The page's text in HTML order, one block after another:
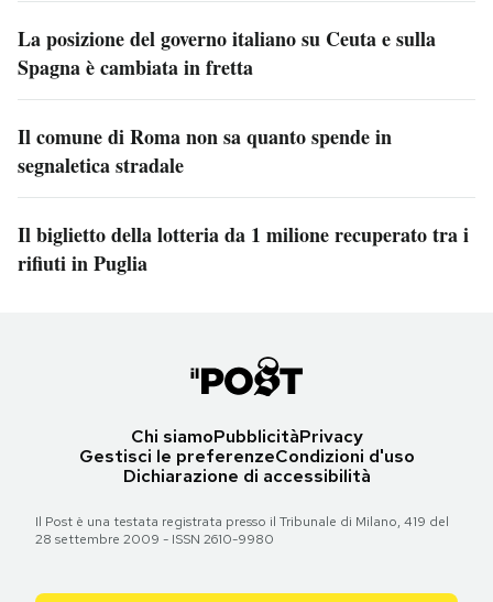
La posizione del governo italiano su Ceuta e sulla
Spagna è cambiata in fretta
Il comune di Roma non sa quanto spende in
segnaletica stradale
Il biglietto della lotteria da 1 milione recuperato tra i
rifiuti in Puglia
Chi siamoPubblicitàPrivacy
Gestisci le preferenzeCondizioni d'uso
Dichiarazione di accessibilità
Il Post è una testata registrata presso il Tribunale di Milano, 419 del
28 settembre 2009 - ISSN 2610-9980